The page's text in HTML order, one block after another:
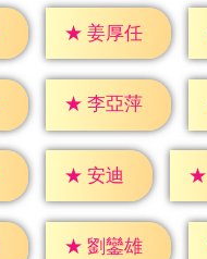
★ 姜厚任
★ 李亞萍
★ 安迪 ★
★ 劉鑾雄